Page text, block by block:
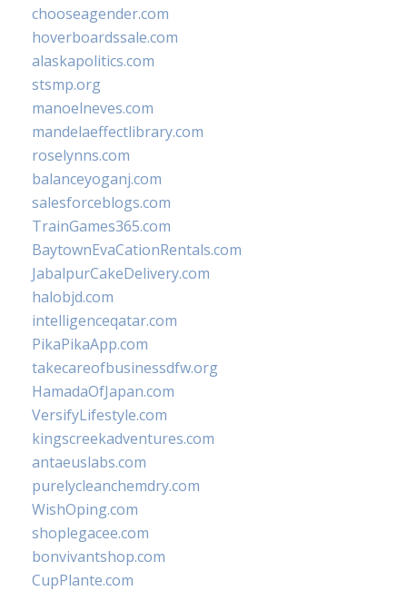
chooseagender.com
hoverboardssale.com
alaskapolitics.com
stsmp.org
manoelneves.com
mandelaeffectlibrary.com
roselynns.com
balanceyoganj.com
salesforceblogs.com
TrainGames365.com
BaytownEvaCationRentals.com
JabalpurCakeDelivery.com
halobjd.com
intelligenceqatar.com
PikaPikaApp.com
takecareofbusinessdfw.org
HamadaOfJapan.com
VersifyLifestyle.com
kingscreekadventures.com
antaeuslabs.com
purelycleanchemdry.com
WishOping.com
shoplegacee.com
bonvivantshop.com
CupPlante.com